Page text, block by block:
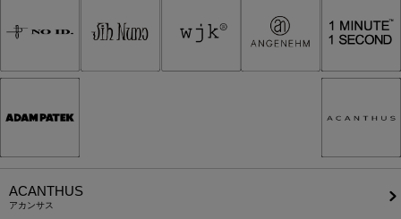
ACANTHUS
アカンサス